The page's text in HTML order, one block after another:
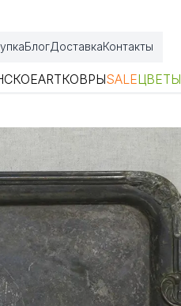
БлогДоставкаКонтакты
ARTКОВРЫSALEЦВЕТЫ